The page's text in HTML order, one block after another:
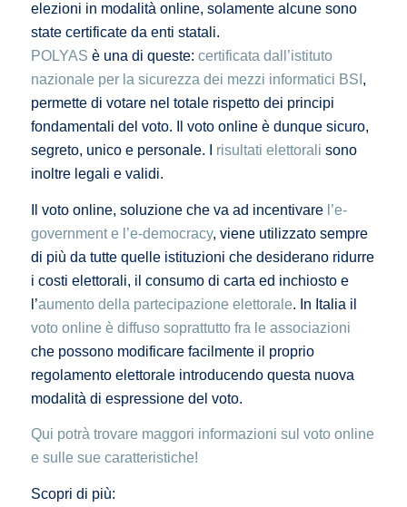
elezioni in modalità online, solamente alcune sono
state certificate da enti statali.
POLYAS è una di queste: certificata dall’istituto
nazionale per la sicurezza dei mezzi informatici BSI ,
permette di votare nel totale rispetto dei principi
fondamentali del voto. Il voto online è dunque sicuro,
segreto, unico e personale. I risultati elettorali sono
inoltre legali e validi.
Il voto online, soluzione che va ad incentivare l’e-
government e l’e-democracy, viene utilizzato sempre
di più da tutte quelle istituzioni che desiderano ridurre
i costi elettorali, il consumo di carta ed inchiosto e
l’aumento della partecipazione elettorale. In Italia il
voto online è diffuso soprattutto fra le associazioni
che possono modificare facilmente il proprio
regolamento elettorale introducendo questa nuova
modalità di espressione del voto.
Qui potrà trovare maggori informazioni sul voto online
e sulle sue caratteristiche!
Scopri di più: